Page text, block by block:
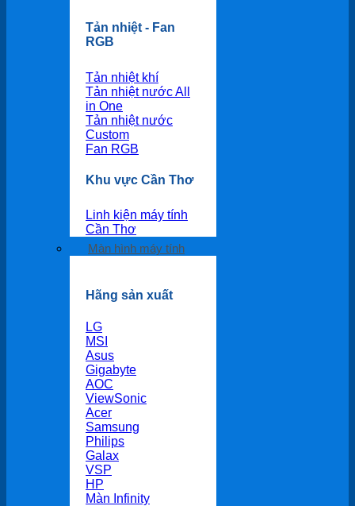
Tản nhiệt - Fan
RGB
Tản nhiệt khí
Tản nhiệt nước All
in One
Tản nhiệt nước
Custom
Fan RGB
Khu vực Cần Thơ
Linh kiện máy tính
Cần Thơ
Màn hình máy tính
Hãng sản xuất
LG
MSI
Asus
Gigabyte
AOC
ViewSonic
Acer
Samsung
Philips
Galax
VSP
HP
Màn Infinity